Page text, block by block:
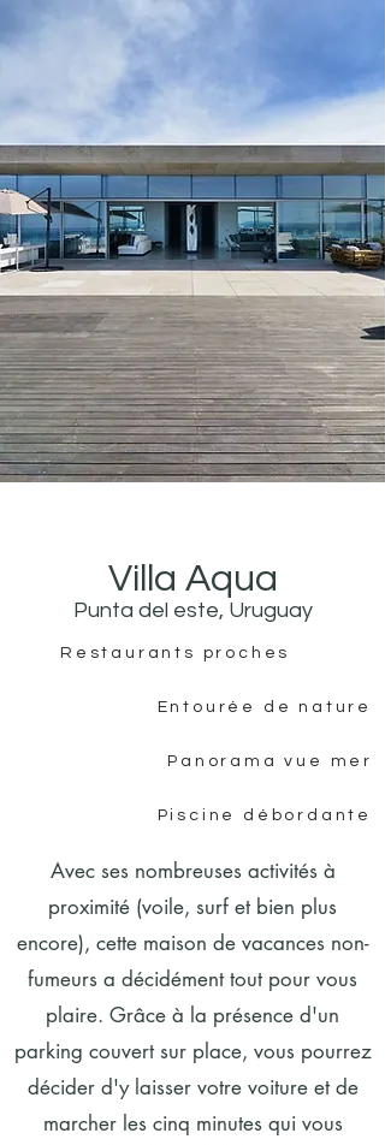
Villa Aqua
Punta del este, Uruguay
Restaurants proches
Entourée de nature
Panorama vue mer
Piscine débordante
Avec ses nombreuses activités à
proximité (voile, surf et bien plus
encore), cette maison de vacances non-
fumeurs a décidément tout pour vous
plaire. Grâce à la présence d'un
parking couvert sur place, vous pourrez
décider d'y laisser votre voiture et de
marcher les cinq minutes qui vous